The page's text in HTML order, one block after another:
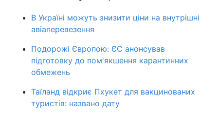
В Україні можуть знизити ціни на внутрішні
авіаперевезення
Подорожі Європою: ЄС анонсував
підготовку до пом'якшення карантинних
обмежень
Таїланд відкриє Пхукет для вакцинованих
туристів: названо дату